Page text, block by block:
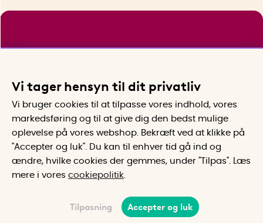
Vi tager hensyn til dit privatliv
Vi bruger cookies til at tilpasse vores indhold, vores
markedsføring og til at give dig den bedst mulige
oplevelse på vores webshop. Bekræft ved at klikke på
"Accepter og luk". Du kan til enhver tid gå ind og
ændre, hvilke cookies der gemmes, under "Tilpas". Læs
mere i vores cookiepolitik
Tilpasning Accepter og luk